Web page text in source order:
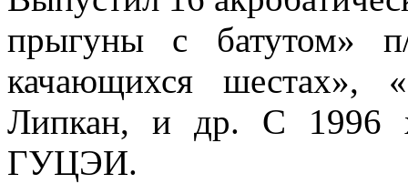
прыгуны с батутом»
качающихся шестах»,
Липкан, и др. С 1996
ГУЦЭИ.